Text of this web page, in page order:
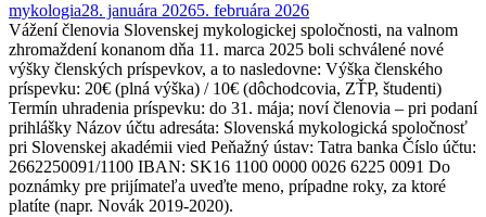
mykologia28. januára 20265. februára 2026
Vážení členovia Slovenskej mykologickej spoločnosti, na valnom
zhromaždení konanom dňa 11. marca 2025 boli schválené nové
výšky členských príspevkov, a to nasledovne: Výška členského
príspevku: 20€ (plná výška) / 10€ (dôchodcovia, ZŤP, študenti)
Termín uhradenia príspevku: do 31. mája; noví členovia – pri podaní
prihlášky Názov účtu adresáta: Slovenská mykologická spoločnosť
pri Slovenskej akadémii vied Peňažný ústav: Tatra banka Číslo účtu:
2662250091/1100 IBAN: SK16 1100 0000 0026 6225 0091 Do
poznámky pre prijímateľa uveďte meno, prípadne roky, za ktoré
platíte (napr. Novák 2019-2020).